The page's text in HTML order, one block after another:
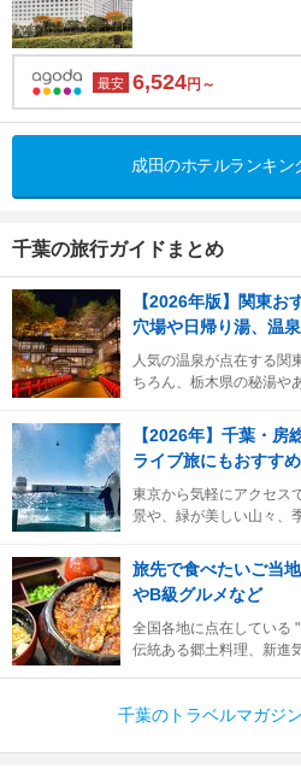
最安 6,524円～
成田のホテルランキン
千葉の旅行ガイドまとめ
【2026年版】関東お
穴場や日帰り湯、温
人気の温泉が点在する関
ちろん、栃木県の秘湯や
【2026年】千葉・房
ライブ旅にもおすす
東京から気軽にアクセス
景や、緑が美しい山々、
旅先で食べたいご当
やB級グルメなど
全国各地に点在している
伝統ある郷土料理、新進
千葉のトラベルマガジ